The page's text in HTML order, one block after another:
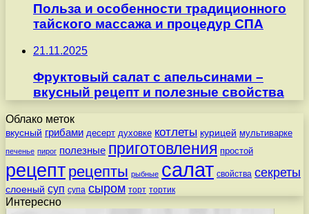
Польза и особенности традиционного
тайского массажа и процедур СПА
21.11.2025
Фруктовый салат с апельсинами –
вкусный рецепт и полезные свойства
Облако меток
вкусный грибами десерт духовке котлеты курицей мультиварке
печенье пирог полезные приготовления простой
рецепт рецепты рыбные салат свойства секреты
слоеный суп супа сыром торт тортик
Интересно